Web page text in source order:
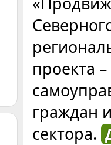
проекта
граждан
сектора.